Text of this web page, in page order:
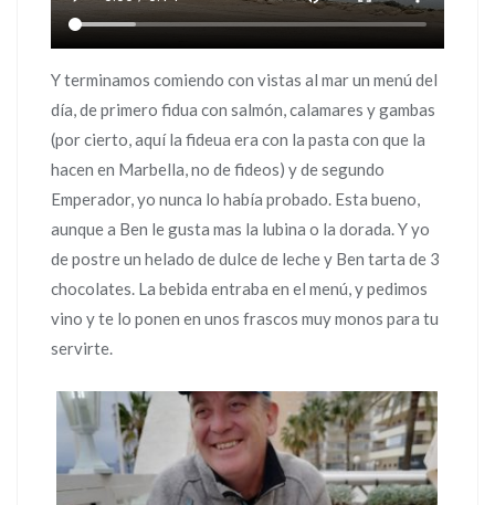
Y terminamos comiendo con vistas al mar un menú del
día, de primero fidua con salmón, calamares y gambas
(por cierto, aquí la fideua era con la pasta con que la
hacen en Marbella, no de fideos) y de segundo
Emperador, yo nunca lo había probado. Esta bueno,
aunque a Ben le gusta mas la lubina o la dorada. Y yo
de postre un helado de dulce de leche y Ben tarta de 3
chocolates. La bebida entraba en el menú, y pedimos
vino y te lo ponen en unos frascos muy monos para tu
servirte.